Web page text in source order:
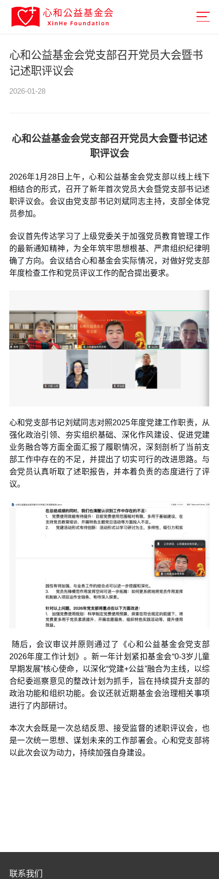
心和公益基金会党支部召开党员大会暨书
记述职评议会
2026-01-28
心和公益基金会党支部召开党员大会暨书记述
职评议会
2026年1月28日上午，心和公益基金会党支部以线上线下
相结合的形式，召开了新年首次党员大会暨党支部书记述
职评议会。会议由党支部书记刘斌同志主持，支部全体党
员参加。
会议首先传达学习了上级党委关于加强党员教育管理工作
的最新通知精神，为全年筑牢思想根基、严肃组织纪律明
确了方向。会议结合心和基金会实际情况，对做好党支部
年度检查工作和党员评议工作的配合提出要求。
心和党支部书记刘斌同志对照2025年度党建工作职责，从
强化政治引领、夯实组织基础、深化作风建设、促进党建
业务融合等方面全面汇报了履职情况，深刻剖析了当前支
部工作中存在的不足，并提出了切实可行的改进思路。与
会党员认真听取了述职报告，并本着负责的态度进行了评
议。
随后，会议审议并原则通过了《心和公益基金会党支部
2026年度工作计划》。新一年计划紧扣基金会“0-3岁儿童
早期发展”核心使命，以深化“党建+公益”融合为主线，以综
合纪委巡察意见的整改计划为抓手，旨在持续提升支部的
政治功能和组织功能。会议还就近期基金会治理相关事项
进行了内部研讨。
本次大会既是一次总结反思、接受监督的述职评议会，也
是一次统一思想、谋划未来的工作部署会。心和党支部将
以此次会议为动力，持续加强自身建设。
联系我们